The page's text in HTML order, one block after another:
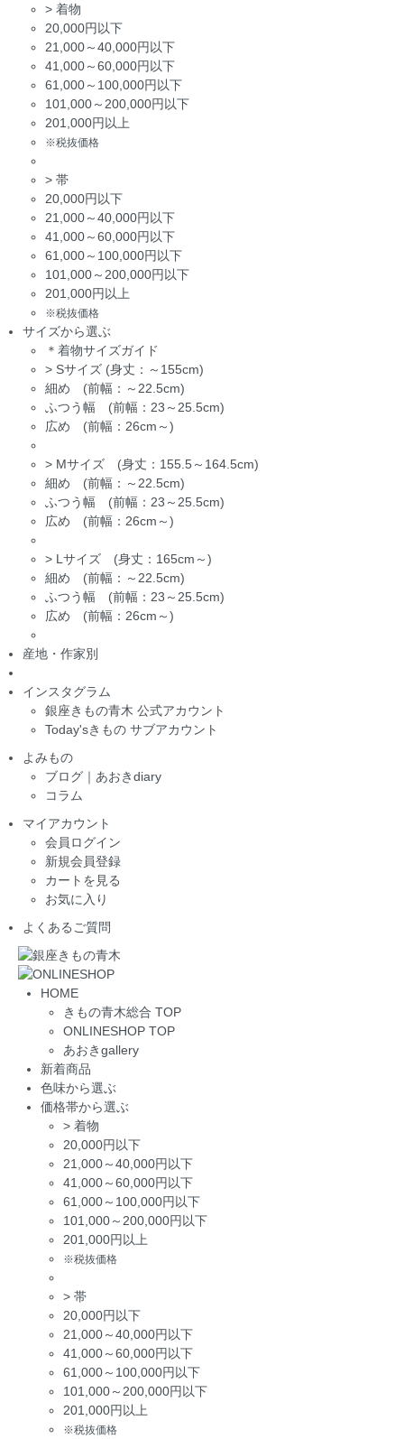
> 着物
20,000円以下
21,000～40,000円以下
41,000～60,000円以下
61,000～100,000円以下
101,000～200,000円以下
201,000円以上
※税抜価格
> 帯
20,000円以下
21,000～40,000円以下
41,000～60,000円以下
61,000～100,000円以下
101,000～200,000円以下
201,000円以上
※税抜価格
サイズから選ぶ
＊着物サイズガイド
> Sサイズ (身丈：～155cm)
細め (前幅：～22.5cm)
ふつう幅 (前幅：23～25.5cm)
広め (前幅：26cm～)
> Mサイズ (身丈：155.5～164.5cm)
細め (前幅：～22.5cm)
ふつう幅 (前幅：23～25.5cm)
広め (前幅：26cm～)
> Lサイズ (身丈：165cm～)
細め (前幅：～22.5cm)
ふつう幅 (前幅：23～25.5cm)
広め (前幅：26cm～)
産地・作家別
インスタグラム
銀座きもの青木 公式アカウント
Today'sきもの サブアカウント
よみもの
ブログ｜あおきdiary
コラム
マイアカウント
会員ログイン
新規会員登録
カートを見る
お気に入り
よくあるご質問
HOME
きもの青木総合 TOP
ONLINESHOP TOP
あおきgallery
新着商品
色味から選ぶ
価格帯から選ぶ
> 着物
20,000円以下
21,000～40,000円以下
41,000～60,000円以下
61,000～100,000円以下
101,000～200,000円以下
201,000円以上
※税抜価格
> 帯
20,000円以下
21,000～40,000円以下
41,000～60,000円以下
61,000～100,000円以下
101,000～200,000円以下
201,000円以上
※税抜価格